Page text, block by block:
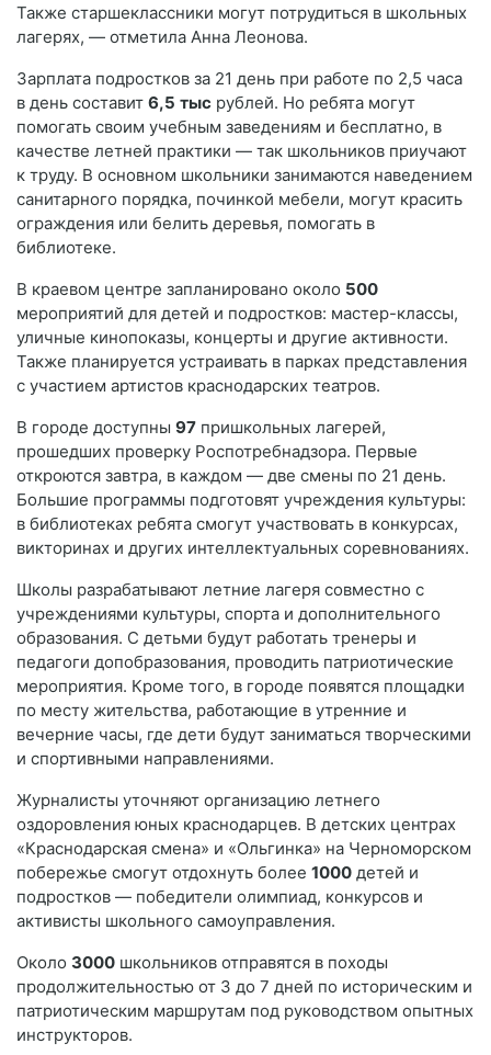
Также старшеклассники могут потрудиться в школьных
лагерях, — отметила Анна Леонова.
Зарплата подростков за 21 день при работе по 2,5 часа
в день составит 6,5 тыс рублей. Но ребята могут
помогать своим учебным заведениям и бесплатно, в
качестве летней практики — так школьников приучают
к труду. В основном школьники занимаются наведением
санитарного порядка, починкой мебели, могут красить
ограждения или белить деревья, помогать в
библиотеке.
В краевом центре запланировано около 500
мероприятий для детей и подростков: мастер-классы,
уличные кинопоказы, концерты и другие активности.
Также планируется устраивать в парках представления
с участием артистов краснодарских театров.
В городе доступны 97 пришкольных лагерей,
прошедших проверку Роспотребнадзора. Первые
откроются завтра, в каждом — две смены по 21 день.
Большие программы подготовят учреждения культуры:
в библиотеках ребята смогут участвовать в конкурсах,
викторинах и других интеллектуальных соревнованиях.
Школы разрабатывают летние лагеря совместно с
учреждениями культуры, спорта и дополнительного
образования. С детьми будут работать тренеры и
педагоги допобразования, проводить патриотические
мероприятия. Кроме того, в городе появятся площадки
по месту жительства, работающие в утренние и
вечерние часы, где дети будут заниматься творческими
и спортивными направлениями.
Журналисты уточняют организацию летнего
оздоровления юных краснодарцев. В детских центрах
«Краснодарская смена» и «Ольгинка» на Черноморском
побережье смогут отдохнуть более 1000 детей и
подростков — победители олимпиад, конкурсов и
активисты школьного самоуправления.
Около 3000 школьников отправятся в походы
продолжительностью от 3 до 7 дней по историческим и
патриотическим маршрутам под руководством опытных
инструкторов.